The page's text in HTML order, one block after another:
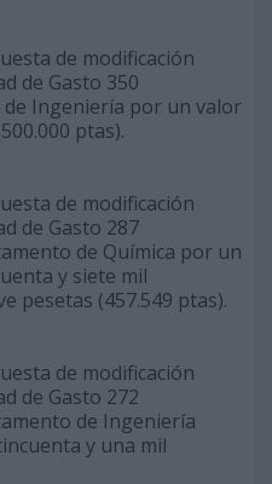
de modificación
de Gasto 350
Ingeniería por un valor
ptas).
de modificación
de Gasto 287
de Química por un
y siete mil
pesetas (457.549 ptas).
de modificación
de Gasto 272
de Ingeniería
y una mil